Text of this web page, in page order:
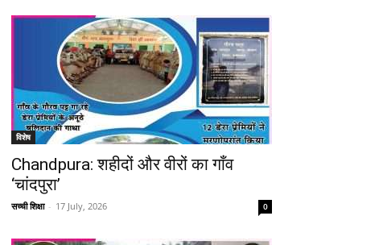
विशेष
Chandpura: शहीदों और वीरों का गाँव
‘चांदपुरा’
सच्ची शिक्षा - 17 July, 2026 0